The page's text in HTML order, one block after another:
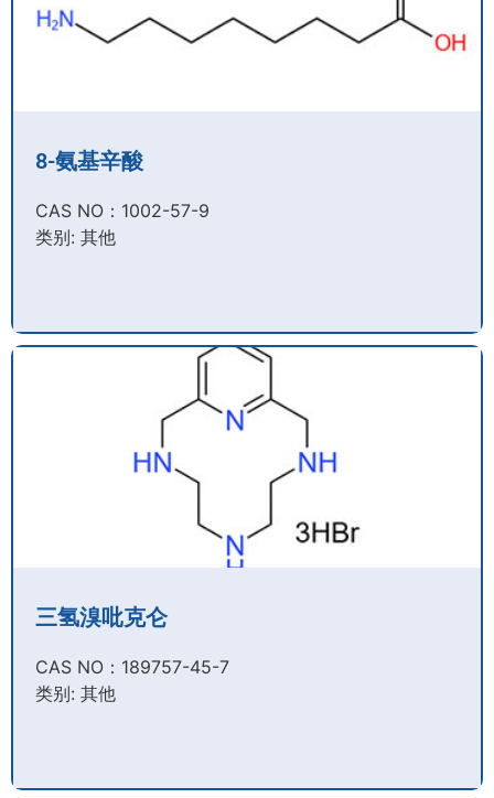
8-氨基辛酸
CAS NO：1002-57-9​
类别: 其他
三氢溴吡克仑
CAS NO：189757-45-7​
类别: 其他